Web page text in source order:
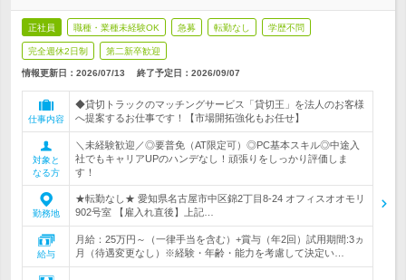
正社員 職種・業種未経験OK 急募 転勤なし 学歴不問
完全週休2日制 第二新卒歓迎
情報更新日：2026/07/13 終了予定日： 2026/09/07
仕事内容
◆貸切トラックのマッチングサービス「貸切王」を法人のお客様
へ提案するお仕事です！【市場開拓強化もお任せ】
対象と
なる方
＼未経験歓迎／◎要普免（AT限定可）◎PC基本スキル◎中途入
社でもキャリアUPのハンデなし！頑張りをしっかり評価しま
す！
勤務地
★転勤なし★ 愛知県名古屋市中区錦2丁目8-24 オフィスオオモリ
902号室 【雇入れ直後】上記…
給与
月給：25万円～（一律手当を含む）+賞与（年2回）試用期間:3ヵ
月（待遇変更なし）※経験・年齢・能力を考慮して決定い…